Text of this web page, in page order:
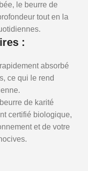
le beurre de
tout en la
:
absorbé
ce qui le rend
de karité
certifié biologique,
et de votre